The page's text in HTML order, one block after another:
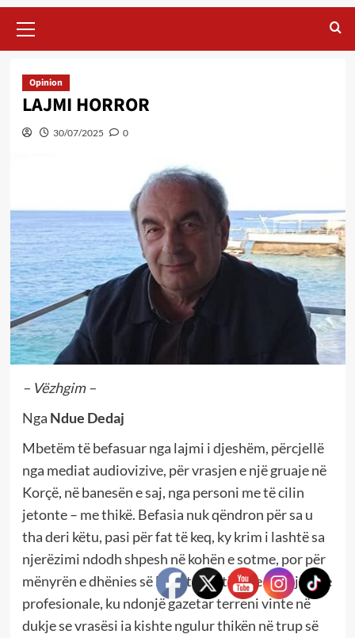
Menu
Opinion
LAJMI HORROR
30/07/2025 0
– Vëzhgim –
Nga Ndue Dedaj
Mbetëm të befasuar nga lajmi i djeshëm, përcjellë
nga mediat audiovizive, për vrasjen e një gruaje në
Korçë, në banesën e saj, nga personi me të cilin
jetonte – me thikë. Befasia nuk qëndron për sa u
tha deri këtu, pasi për fat të keq, ky krim i lashtë sa
njerëzimi ndodh shpesh në kohën e sotme, por për
mënyrën e dhënies së lajmit, pa etikën e nevojshme
profesionale, ku ndonjë gazetar terreni vinte në
dukje se vrasësi ia kishte ngulur thikën në trup së